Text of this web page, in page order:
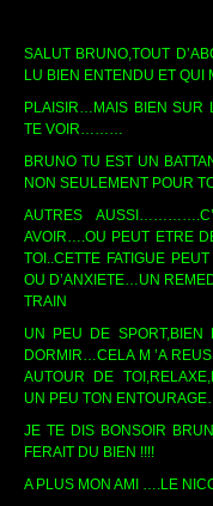
SALUT BRUNO,TOUT
LU BIEN ENTENDU ET QUI
PLAISIR…MAIS BIEN SUR
TE VOIR………
BRUNO TU EST UN
NON SEULEMENT POUR
AUTRES
AVOIR….OU PEUT ETRE
TOI..CETTE FATIGUE
OU D’ANXIETE…UN
TRAIN
UN PEU DE SPORT,BIEN
DORMIR…CELA M ’A
AUTOUR DE
UN PEU TON
JE TE DIS BONSOIR
FERAIT DU BIEN !!!!
A PLUS MON AMI ….LE